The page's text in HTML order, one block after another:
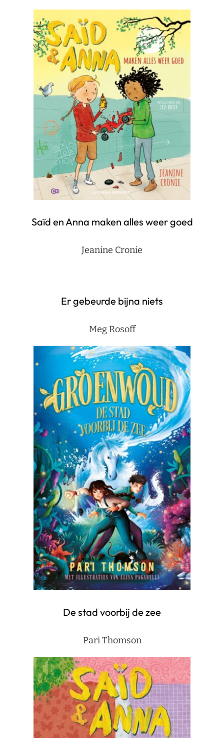
Saïd en Anna maken alles weer goed
Jeanine Cronie
Er gebeurde bijna niets
Meg Rosoff
De stad voorbij de zee
Pari Thomson